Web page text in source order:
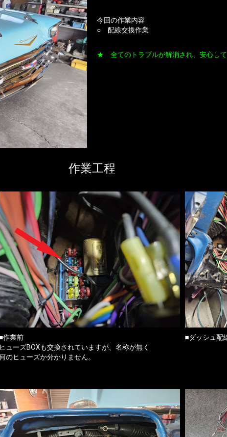
今回の作業内容
○ 配線交換作業
★ 全てのトラブルが解消され、安心して
作業工程
作業前
ヒューズBOXも交換されていますが、名称が無く
のヒューズか分かりません。
■ダッシュ配